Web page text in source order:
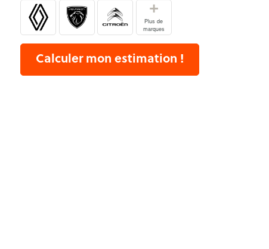
+
Plus de
marques
Calculer mon estimation !